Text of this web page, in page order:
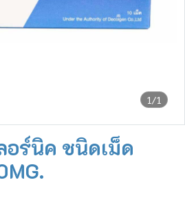
1/1
อร์นิค ชนิดเม็ด